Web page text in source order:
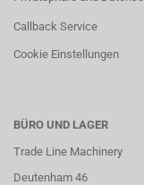
Callback Service
Cookie Einstellungen
BÜRO UND LAGER
Trade Line Machinery
Deutenham 46